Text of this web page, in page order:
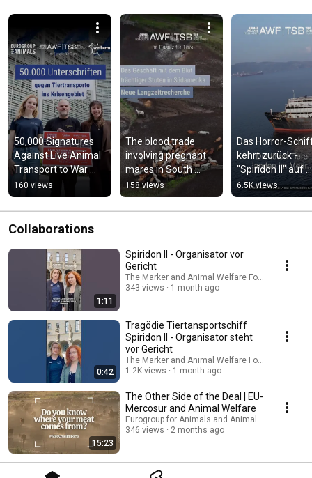
50,000 Signatures
Against Live Animal
Transport to War
Zones
160 views
The blood trade
involving pregnant
mares in South
America - New long-
term investigation
(Trailer)
158 views
Das Horror-
kehrt zurück -
"Spiridon II" auf
Todeskurs nach
Uruguay
#animalwelfare
6.5K views
Collaborations
1:11
Spiridon II - Organisator vor
Gericht
The Marker and Animal Welfare Foundation /
343 views
1 month ago
0:42
Tragödie Tiertansportschiff
Spiridon II - Organisator steht
vor Gericht
The Marker and Animal Welfare Foundation /
1.2K views
1 month ago
15:23
The Other Side of the Deal | EU-
Mercosur and Animal Welfare
Eurogroup for Animals and Animal Welfare
346 views
2 months ago